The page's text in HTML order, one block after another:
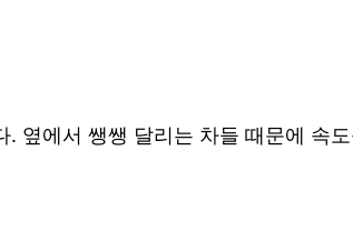
옆에서 쌩쌩 달리는 차들 때문에 속